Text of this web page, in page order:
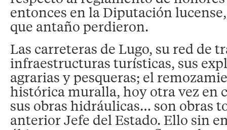
entonces en la Diputación
que antaño perdieron.
Las carreteras de Lugo, su red de
infraestructuras turísticas, sus
agrarias y pesqueras; el
histórica muralla, hoy otra vez en
sus obras hidráulicas… son obras
anterior Jefe del Estado. Ello sin